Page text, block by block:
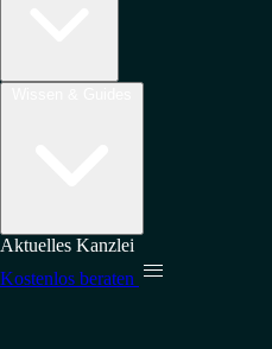
Aktuelles Kanzlei
Kostenlos beraten 